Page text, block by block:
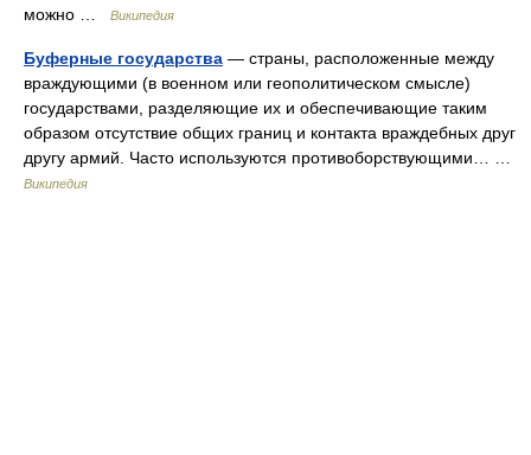
можно …
Википедия
Буферные государства — страны, расположенные между
враждующими (в военном или геополитическом смысле)
государствами, разделяющие их и обеспечивающие таким
образом отсутствие общих границ и контакта враждебных друг
другу армий. Часто используются противоборствующими… …
Википедия